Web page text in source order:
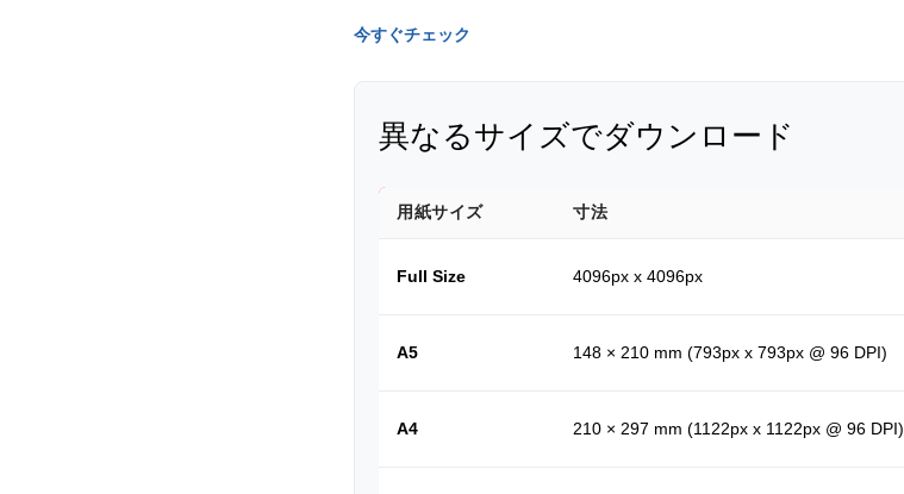
今すぐチェック
異なるサイズでダウンロード
用紙サイズ 寸法
Full Size 4096px x 4096px
A5 148 × 210 mm (793px x 793px @ 96 DPI)
A4 210 × 297 mm (1122px x 1122px @ 96 DPI)